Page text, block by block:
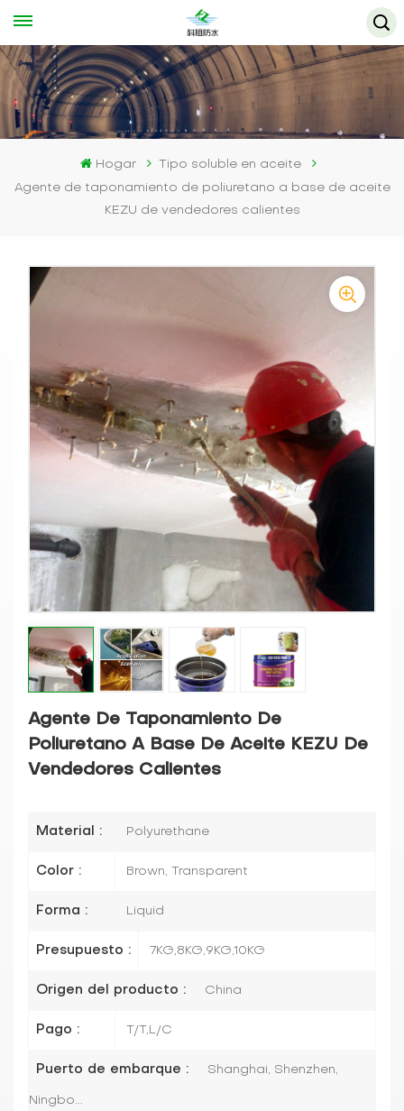
Hogar
Tipo soluble en aceite
Agente de taponamiento de poliuretano a base de aceite
KEZU de vendedores calientes
Agente De Taponamiento De
Poliuretano A Base De Aceite KEZU De
Vendedores Calientes
Material : Polyurethane
Color : Brown, Transparent
Forma : Liquid
Presupuesto : 7KG,8KG,9KG,10KG
Origen del producto : China
Pago : T/T,L/C
Puerto de embarque : Shanghai, Shenzhen,
Ningbo...